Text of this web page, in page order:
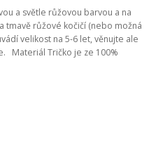
a světle růžovou barvou a na
tmavě růžové kočičí (nebo možná
velikost na 5-6 let, věnujte ale
Materiál Tričko je ze 100%